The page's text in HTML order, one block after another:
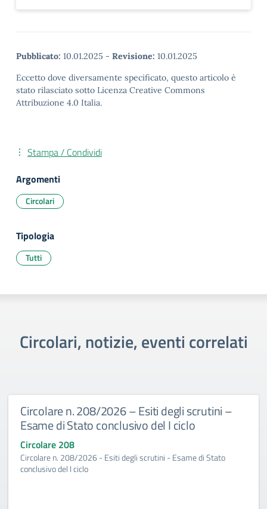
Pubblicato: 10.01.2025 - Revisione: 10.01.2025
Eccetto dove diversamente specificato, questo articolo è
stato rilasciato sotto Licenza Creative Commons
Attribuzione 4.0 Italia.
Stampa / Condividi
Argomenti
Circolari
Tipologia
Tutti
Circolari, notizie, eventi correlati
Circolare n. 208/2026 – Esiti degli scrutini –
Esame di Stato conclusivo del I ciclo
Circolare 208
Circolare n. 208/2026 - Esiti degli scrutini - Esame di Stato
conclusivo del I ciclo